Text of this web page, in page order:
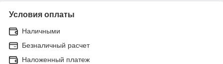
Условия оплаты
Наличными
Безналичный расчет
Наложенный платеж